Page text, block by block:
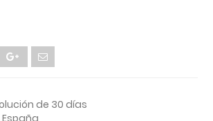
de 30 días